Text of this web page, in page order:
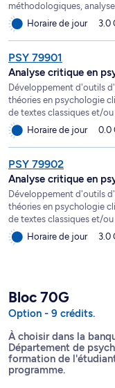
méthodologiques,
Horaire de jour
3.0
PSY 79901
Analyse critique en
Développement d'outils
théories en psychologie
de textes classiques et/
Horaire de jour
0.0
PSY 79902
Analyse critique en
Développement d'outils
théories en psychologie
de textes classiques et/
Horaire de jour
3.0
Bloc 70G
Option - 9 crédits.
À choisir dans la
Département de
formation de
programme.